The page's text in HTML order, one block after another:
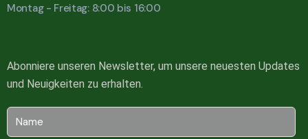
Montag - Freitag: 8:00 bis 16:00
Abonniere unseren Newsletter, um unsere neuesten Updates
und Neuigkeiten zu erhalten.